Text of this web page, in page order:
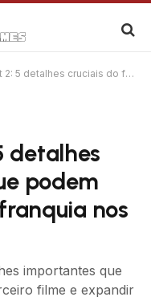
do filme que podem definir o futuro da franquia nos cinemas
detalhes
podem
nos
importantes que
filme e expandir